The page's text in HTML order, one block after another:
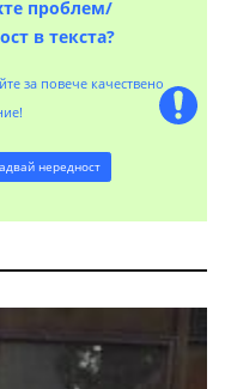
проблем/
в текста?
за повече качествено
нередност